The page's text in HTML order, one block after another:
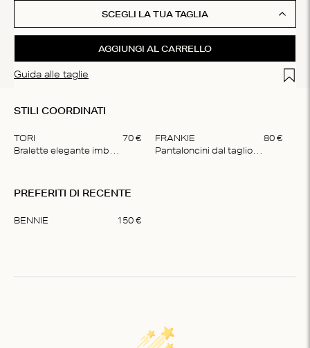
SCEGLI LA TUA TAGLIA
Guida alle taglie Add
AGGIUNGI AL CARRELLO
STILI COORDINATI
TORI
Bralette elegante imbottita
70 € FRANKIE
Pantaloncini dal taglio squadrato
80 €
of
PREFERITI DI RECENTE
BENNIE 150 €